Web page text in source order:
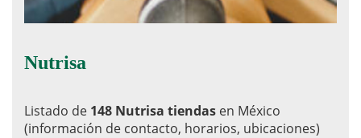
Nutrisa
Listado de 148 Nutrisa tiendas en México
(información de contacto, horarios, ubicaciones)